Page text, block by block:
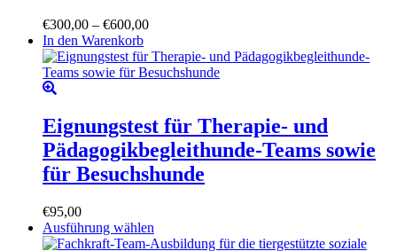
werden
€300,00 – €600,00Preisspanne:
bis
€600,00
In den Warenkorb
Eignungstest für Therapie- und
Pädagogikbegleithunde-Teams sowie
für Besuchshunde
€95,00
Ausführung wählen
Produkt